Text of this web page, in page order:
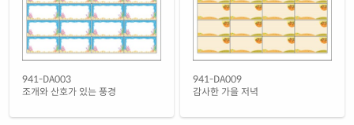
941-DA003
조개와 산호가 있는 풍경
941-DA009
감사한 가을 저녁